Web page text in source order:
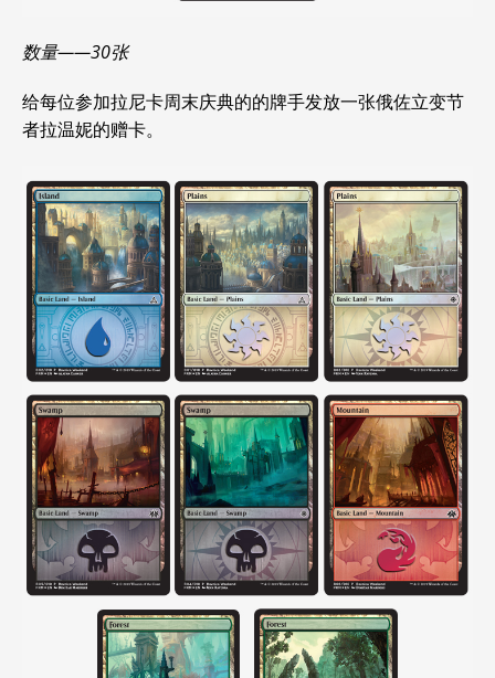
数量——30张
给每位参加拉尼卡周末庆典的的牌手发放一张俄佐立变节
者拉温妮的赠卡。